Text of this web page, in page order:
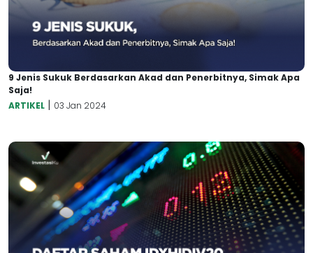
9 Jenis Sukuk Berdasarkan Akad dan Penerbitnya, Simak Apa
Saja!
ARTIKEL | 03 Jan 2024